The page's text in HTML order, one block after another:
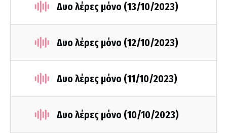
Δυο λέρες μόνο (13/10/2023)
Δυο λέρες μόνο (12/10/2023)
Δυο λέρες μόνο (11/10/2023)
Δυο λέρες μόνο (10/10/2023)